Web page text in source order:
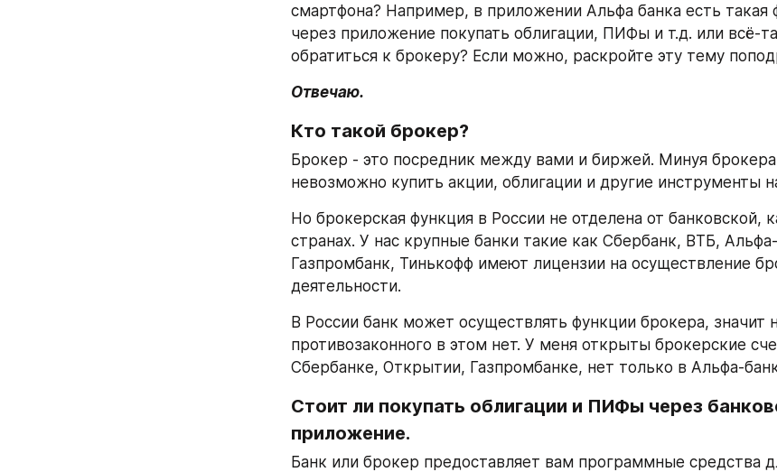
смартфона? Например, в приложении Альфа банка есть такая
через приложение покупать облигации, ПИФы и т.д. или всё-
обратиться к брокеру? Если можно, раскройте эту тему
Отвечаю.
Кто такой брокер?
Брокер - это посредник между вами и биржей. Минуя
невозможно купить акции, облигации и другие инструменты
Но брокерская функция в России не отделена от банковской,
странах. У нас крупные банки такие как Сбербанк, ВТБ,
Газпромбанк, Тинькофф имеют лицензии на осуществление
деятельности.
В России банк может осуществлять функции брокера, значит
противозаконного в этом нет. У меня открыты брокерские
Сбербанке, Открытии, Газпромбанке, нет только в Альфа-
Стоит ли покупать облигации и ПИФы через
приложение.
Банк или брокер предоставляет вам программные средства